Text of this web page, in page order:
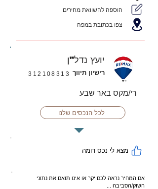
הוספה להשוואת מחירים
צפו בכתובת במפה
יועץ נדל"ן
312108313 רישיון תיווך
רי/מקס באר שבע
לכל הנכסים שלנו
מצא לי נכס דומה
אם המחיר נראה לכם יקר או אינו תואם את נתוני
השוק/הסביבה ...